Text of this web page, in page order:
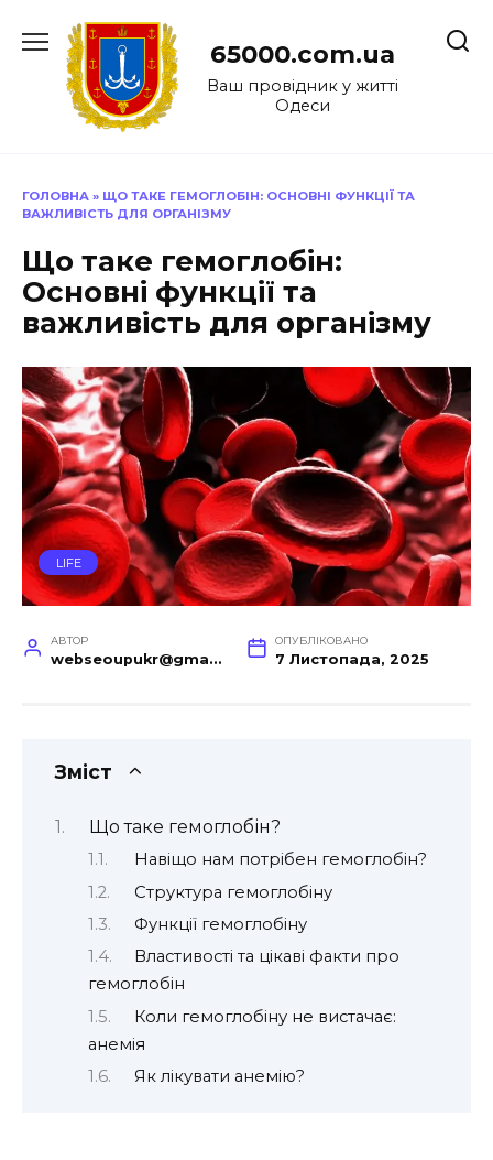
до
65000.com.ua
Ваш провідник у житті
Одеси
ГОЛОВНА » ЩО ТАКЕ ГЕМОГЛОБІН: ОСНОВНІ ФУНКЦІЇ ТА
ВАЖЛИВІСТЬ ДЛЯ ОРГАНІЗМУ
Що таке гемоглобін:
Основні функції та
важливість для організму
LIFE
АВТОР
webseoupukr@gmail.com
ОПУБЛІКОВАНО
7 Листопада, 2025
Зміст
Що таке гемоглобін?
Навіщо нам потрібен гемоглобін?
Структура гемоглобіну
Функції гемоглобіну
Властивості та цікаві факти про
гемоглобін
Коли гемоглобіну не вистачає:
анемія
Як лікувати анемію?